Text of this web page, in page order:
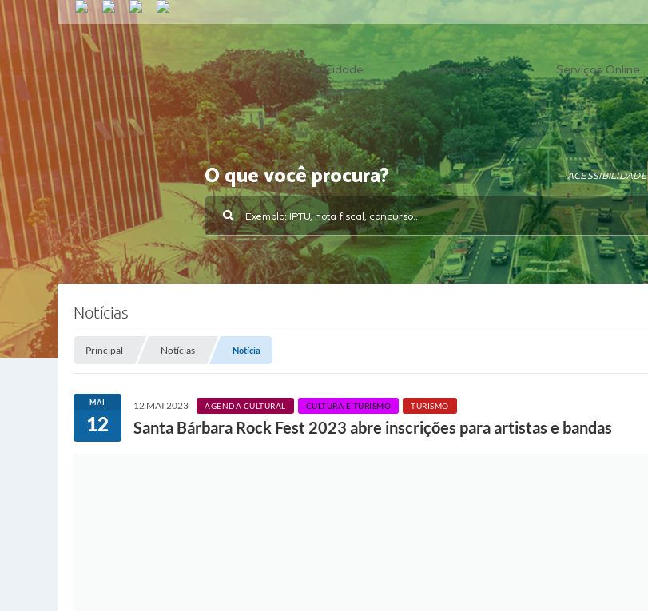
A Cidade Secretarias Serviços Online
O que você procura? ACESSIBILIDADE
Notícias
Principal Notícias Notícia
MAI
12
12 MAI 2023 AGENDA CULTURAL CULTURA E TURISMO TURISMO
Santa Bárbara Rock Fest 2023 abre inscrições para artistas e bandas